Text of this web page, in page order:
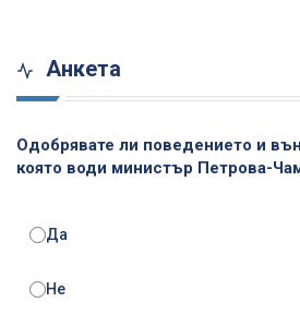
Анкета
Одобрявате ли поведението и
която води министър Петрова-
Да
Не